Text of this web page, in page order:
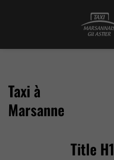
Taxi à
Marsanne
Title H1